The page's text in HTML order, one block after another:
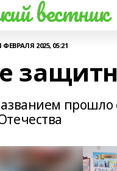
вестник
ФЕВРАЛЯ 2025, 05:21